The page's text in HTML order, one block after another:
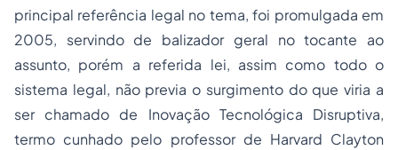
principal referência legal no tema, foi promulgada em
2005, servindo de balizador geral no tocante ao
assunto, porém a referida lei, assim como todo o
sistema legal, não previa o surgimento do que viria a
ser chamado de Inovação Tecnológica Disruptiva,
termo cunhado pelo professor de Harvard Clayton